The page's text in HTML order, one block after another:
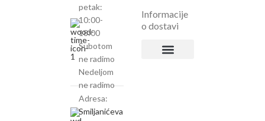
petak:
10:00-
18:00
Subotom
ne radimo
Nedeljom
ne radimo
Adresa:
Smiljanićeva
Informacije
o dostavi